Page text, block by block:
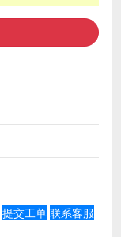
提交工单 联系客服